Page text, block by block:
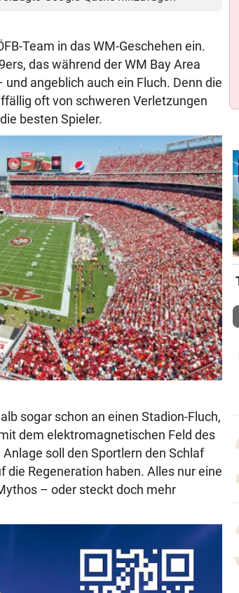
Team in das WM-Geschehen ein.
das während der WM Bay Area
angeblich auch ein Fluch. Denn die
oft von schweren Verletzungen
besten Spieler.
sogar schon an einen Stadion-Fluch,
dem elektromagnetischen Feld des
soll den Sportlern den Schlaf
Regeneration haben. Alles nur eine
– oder steckt doch mehr